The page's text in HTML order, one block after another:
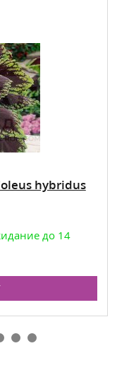
hybridus
до 14